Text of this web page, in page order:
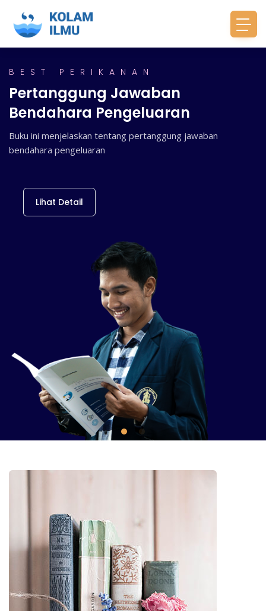
BEST PERIKANAN
Pertanggung Jawaban
Bendahara Pengeluaran
Buku ini menjelaskan tentang pertanggung jawaban
bendahara pengeluaran
Lihat Detail
BEST NUSA DEWA
Teknik Pembenihan Abalone
(Haliotis squamata) dan...
Laporan ini menjelaskan tentang teknik pembenihan abalone
dan tiram mutiara
Lihat Detail